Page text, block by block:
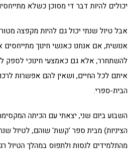
יכולים להיות דבר די מסוכן כשלא
אבל טיול שנתי יכול גם להיות מקפצה
אנושית, אם אנחנו כאנשי חינוך
להשתחרר, אלא גם כאמצעי חינוכי לספק
איתם לכל החיים, ושאין להם אפשרות
הבית-ספרי.
השבוע ביום שני, יצאתי עם הכיתה
הציניות) מבית ספר 'קשת' שוהם, לטיול
מהתלמידים לנסות ולתפוס במהלך הטיול